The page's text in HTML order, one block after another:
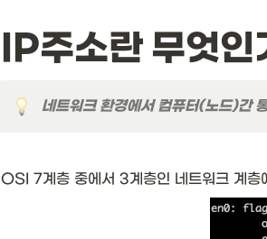
IP주소란 무엇인
네트워크 환경에서 컴퓨터(노드)간
OSI 7계층 중에서 3계층인 네트워크 계층